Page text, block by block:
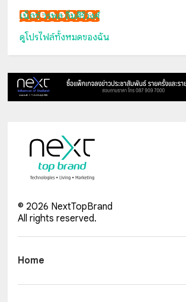
เน็กซ์ วรพล ลิ่มศิริวงศ์
ดูโปรไฟล์ทั้งหมดของฉัน
© 2026 NextTopBrand
All rights reserved.
Home